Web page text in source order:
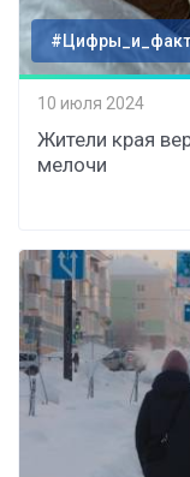
10 июля 2024
Жители края
мелочи